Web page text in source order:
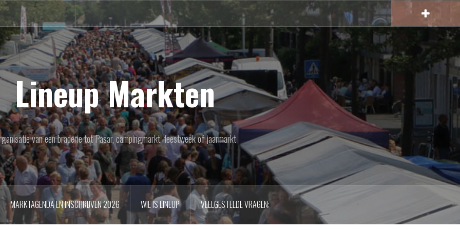
Lineup Markten
van een braderie tot Pasar, campingmarkt, feestweek of jaarmarkt
MARKTAGENDA EN INSCHRIJVEN 2026 WIE IS LINEUP VEELGESTELDE VRAGEN: